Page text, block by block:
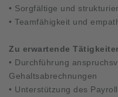
• Sorgfältige und
• Teamfähigkeit und
Zu erwartende
• Durchführung
Gehaltsabrechnungen
• Unterstützung des